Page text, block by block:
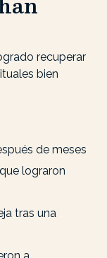
recuperar
bien
de meses
lograron
tras una